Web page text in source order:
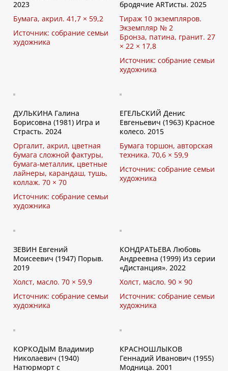
2023
Бумага, акрил. 41,7 × 59,2
Источник: собрание семьи
художника
бродячие ARTисты. 2025
Тираж 10 экземпляров.
Экземпляр № 2
Бронза, патина, гранит. 27
× 22 × 17,8
Источник: собрание семьи
художника
ДУЛЬКИНА Галина
Борисовна (1981) Игра и
Страсть. 2024
Оргалит, акрил, цветная
бумага сложной фактуры,
бумага-металлик, цветные
лайнеры, карандаш, тушь,
коллаж. 70 × 70
Источник: собрание семьи
художника
ЕГЕЛЬСКИЙ Денис
Евгеньевич (1963) Красное
колесо. 2015
Бумага торшон, авторская
техника. 70,6 × 59,9
Источник: собрание семьи
художника
ЗЕВИН Евгений
Моисеевич (1947) Порыв.
2019
Холст, масло. 70 × 59,9
Источник: собрание семьи
художника
КОНДРАТЬЕВА Любовь
Андреевна (1999) Из серии
«Дистанция». 2022
Холст, масло. 90 × 90
Источник: собрание семьи
художника
КОРКОДЫМ Владимир
Николаевич (1940)
Натюрморт с
КРАСНОШЛЫКОВ
Геннадий Иванович (1955)
Модница. 2001